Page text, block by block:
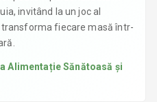
invitând la un joc al
fiecare masă într-
Alimentație Sănătoasă și